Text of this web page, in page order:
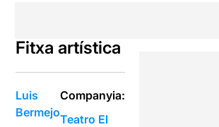
Fitxa artística
Luis
Bermejo
Companyia:
Teatro El